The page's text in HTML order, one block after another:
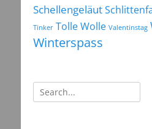
Schellengeläut
Tinker Tolle Wolle Valentinstag
Winterspass
Suchen
nach: